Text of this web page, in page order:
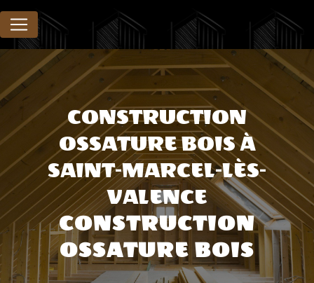
CONSTRUCTION
OSSATURE BOIS À
SAINT-MARCEL-LÈS-
VALENCE
CONSTRUCTION
OSSATURE BOIS
Panneau de gestion des cookies